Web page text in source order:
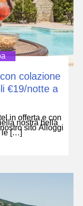
colazione
€19/notte a
in offerta e con
nostra bella
sito Alloggi
le […]